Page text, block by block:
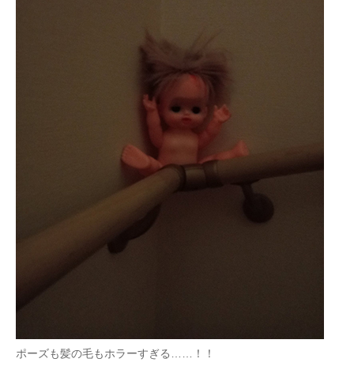
ポーズも髪の毛もホラーすぎる……！！